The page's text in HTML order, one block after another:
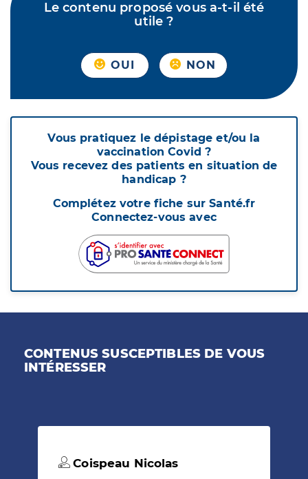
Le contenu proposé vous a-t-il été
utile ?
OUI NON
Vous pratiquez le dépistage et/ou la
vaccination Covid ?
Vous recevez des patients en situation de
handicap ?
Complétez votre fiche sur Santé.fr
Connectez-vous avec
CONTENUS SUSCEPTIBLES DE VOUS
INTÉRESSER
Coispeau Nicolas